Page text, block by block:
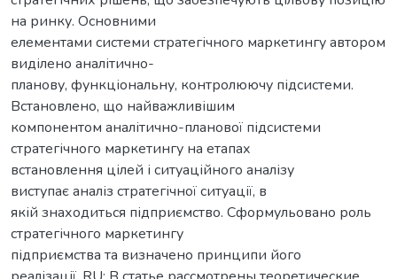
на ринку. Основними
елементами системи стратегічного маркетингу автором
виділено аналітично-
планову, функціональну, контролюючу підсистеми.
Встановлено, що найважливішим
компонентом аналітично-планової підсистеми
стратегічного маркетингу на етапах
встановлення цілей і ситуаційного аналізу
виступає аналіз стратегічної ситуації, в
якій знаходиться підприємство. Сформульовано роль
стратегічного маркетингу
підприємства та визначено принципи його